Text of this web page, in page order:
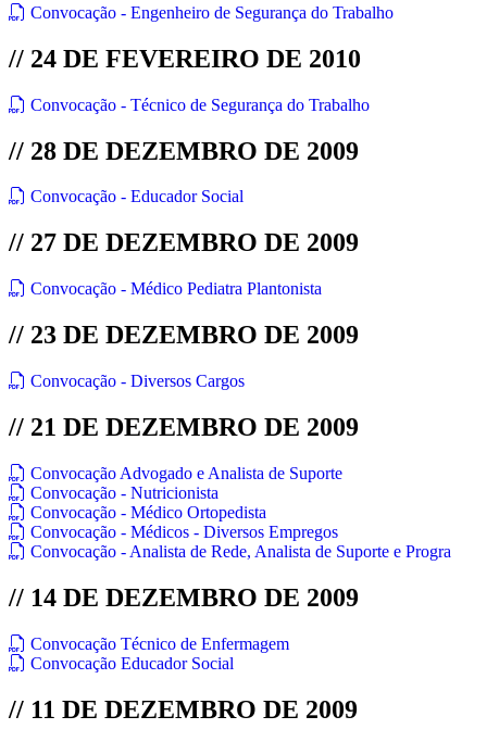
Convocação - Engenheiro de Segurança do Trabalho
// 24 DE FEVEREIRO DE 2010
Convocação - Técnico de Segurança do Trabalho
// 28 DE DEZEMBRO DE 2009
Convocação - Educador Social
// 27 DE DEZEMBRO DE 2009
Convocação - Médico Pediatra Plantonista
// 23 DE DEZEMBRO DE 2009
Convocação - Diversos Cargos
// 21 DE DEZEMBRO DE 2009
Convocação Advogado e Analista de Suporte
Convocação - Nutricionista
Convocação - Médico Ortopedista
Convocação - Médicos - Diversos Empregos
Convocação - Analista de Rede, Analista de Suporte e Progra
// 14 DE DEZEMBRO DE 2009
Convocação Técnico de Enfermagem
Convocação Educador Social
// 11 DE DEZEMBRO DE 2009